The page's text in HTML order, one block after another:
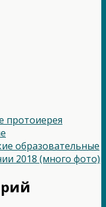
протоиерея
образовательные
2018 (много фото)